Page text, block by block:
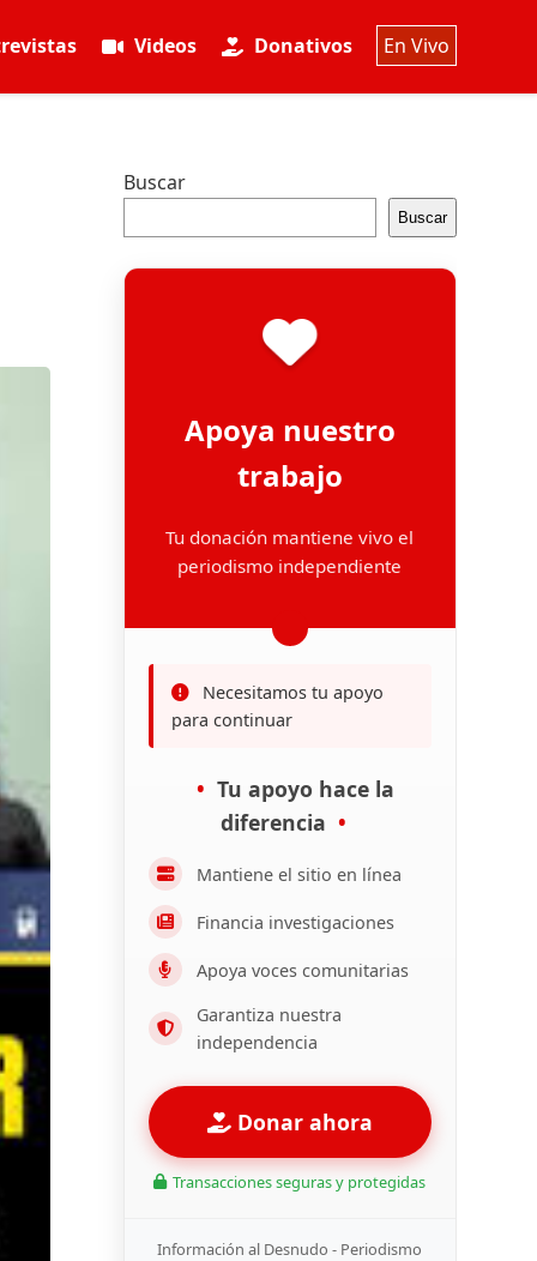
Videos Donativos En Vivo
Buscar
Buscar
Apoya nuestro
trabajo
Tu donación mantiene vivo el
periodismo independiente
Necesitamos tu apoyo
para continuar
Tu apoyo hace la
diferencia
Mantiene el sitio en línea
Financia investigaciones
Apoya voces comunitarias
Garantiza nuestra
independencia
Donar ahora
Transacciones seguras y protegidas
Información al Desnudo - Periodismo